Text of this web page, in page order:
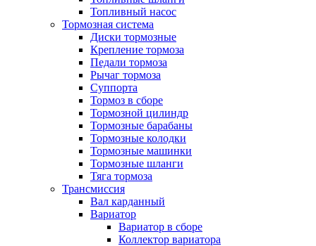
Топливный насос
Тормозная система
Диски тормозные
Крепление тормоза
Педали тормоза
Рычаг тормоза
Суппорта
Тормоз в сборе
Тормозной цилиндр
Тормозные барабаны
Тормозные колодки
Тормозные машинки
Тормозные шланги
Тяга тормоза
Трансмиссия
Вал карданный
Вариатор
Вариатор в сборе
Коллектор вариатора